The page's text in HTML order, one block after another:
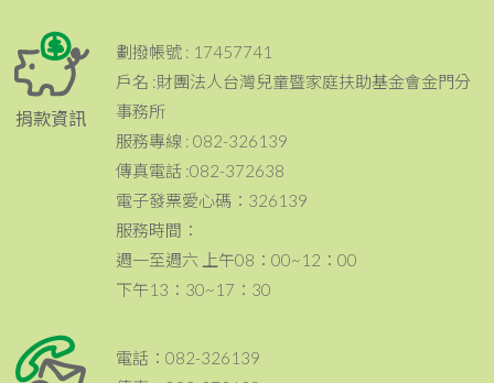
捐款資訊
劃撥帳號 : 17457741
戶名 :財團法人台灣兒童暨家庭扶助基金會金門分
事務所
服務專線 : 082-326139
傳真電話 :082-372638
電子發票愛心碼：326139
服務時間：
週一至週六 上午08：00~12：00
下午13：30~17：30
電話：082-326139